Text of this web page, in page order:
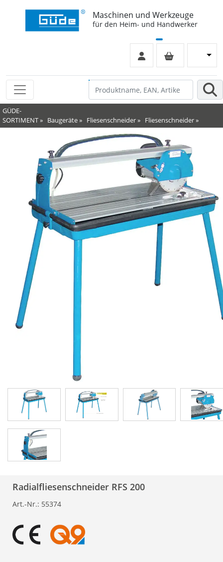
Maschinen und Werkzeuge
für den Heim- und Handwerker
GÜDE-
SORTIMENT» Baugeräte» Fliesenschneider» Fliesenschneider»
Radialfliesenschneider RFS 200
Art.-Nr.: 55374